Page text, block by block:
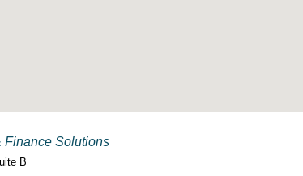
Finance Solutions
B